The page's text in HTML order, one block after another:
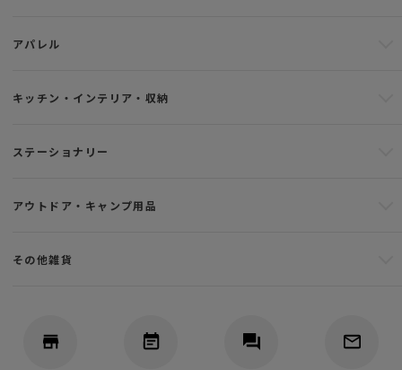
アパレル
キッチン・インテリア・収納
ステーショナリー
アウトドア・キャンプ用品
その他雑貨